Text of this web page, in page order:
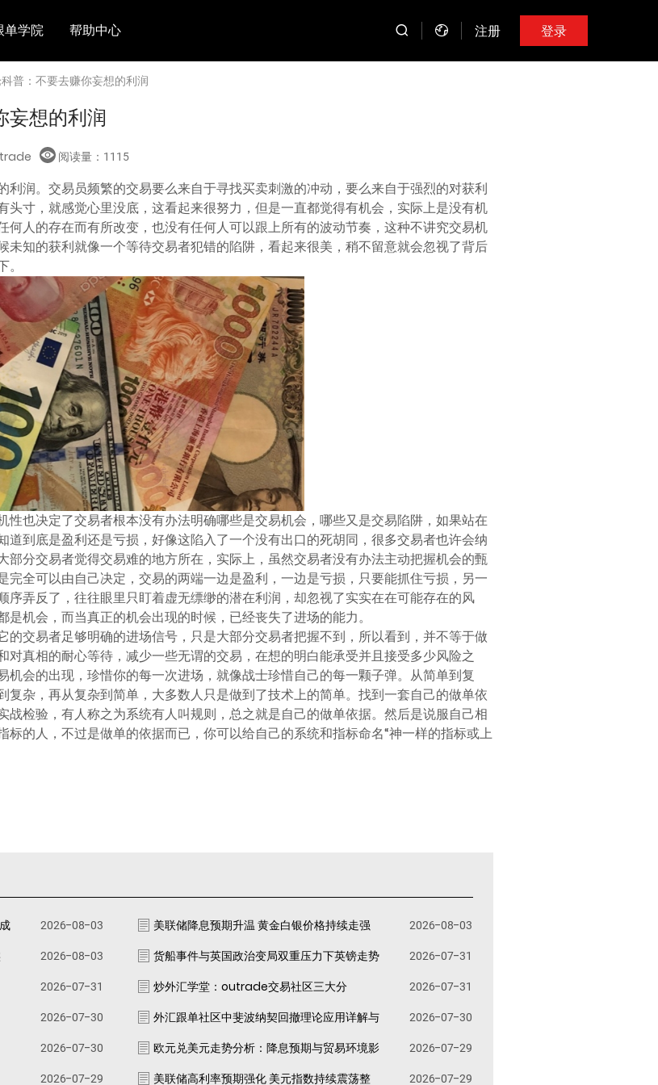
单学院 帮助中心 注册 登录
普：不要去赚你妄想的利润
妄想的利润
阅读量： 1115
润。交易员频繁的交易要么来自于寻找买卖刺激的冲动，要么来自于强烈的对获利
头寸，就感觉心里没底，这看起来很努力，但是一直都觉得有机会，实际上是没有机
人的存在而有所改变，也没有任何人可以跟上所有的波动节奏，这种不讲究交易机
知的获利就像一个等待交易者犯错的陷阱，看起来很美，稍不留意就会忽视了背后
也决定了交易者根本没有办法明确哪些是交易机会，哪些又是交易陷阱，如果站在
到底是盈利还是亏损，好像这陷入了一个没有出口的死胡同，很多交易者也许会纳
部分交易者觉得交易难的地方所在，实际上，虽然交易者没有办法主动把握机会的甄
全可以由自己决定，交易的两端一边是盈利，一边是亏损，只要能抓住亏损，另一
弄反了，往往眼里只盯着虚无缥缈的潜在利润，却忽视了实实在在可能存在的风
机会，而当真正的机会出现的时候，已经丧失了进场的能力。
交易者足够明确的进场信号，只是大部分交易者把握不到，所以看到，并不等于做
真相的耐心等待，减少一些无谓的交易，在想的明白能承受并且接受多少风险之
会的出现，珍惜你的每一次进场，就像战士珍惜自己的每一颗子弹。从简单到复
杂，再从复杂到简单，大多数人只是做到了技术上的简单。找到一套自己的做单依
检验，有人称之为系统有人叫规则，总之就是自己的做单依据。然后是说服自己相
的人，不过是做单的依据而已，你可以给自己的系统和指标命名“神一样的指标或上
2026-08-03 美联储降息预期升温 黄金白银价格持续走强
2026-08-03
2026-08-03 货船事件与英国政治变局双重压力下英镑走势
2026-07-31
2026-07-31 炒外汇学堂：outrade交易社区三大分
2026-07-31
2026-07-30 外汇跟单社区中斐波纳契回撤理论应用详解与
2026-07-30
2026-07-30 欧元兑美元走势分析：降息预期与贸易环境影
2026-07-29
2026-07-29 美联储高利率预期强化 美元指数持续震荡整 2026-07-29